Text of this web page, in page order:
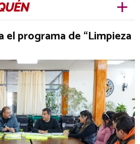
el programa de “Limpieza